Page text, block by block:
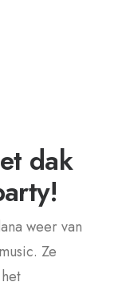
dak
weer van
Ze